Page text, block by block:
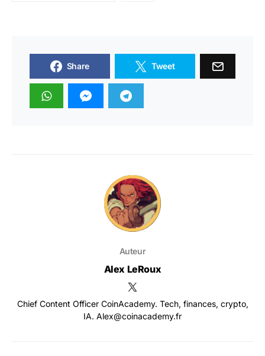
Share Tweet
Auteur
Alex LeRoux
Chief Content Officer CoinAcademy. Tech, finances, crypto,
IA. Alex@coinacademy.fr